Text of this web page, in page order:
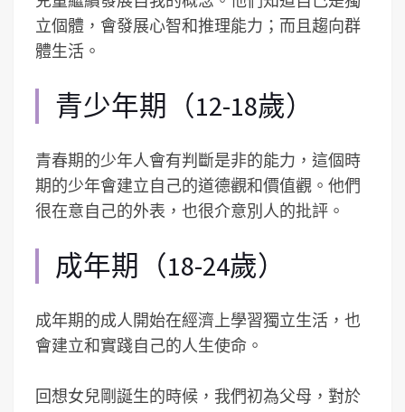
立個體，會發展心智和推理能力；而且趨向群
體生活。
青少年期（12-18歲）
青春期的少年人會有判斷是非的能力，這個時
期的少年會建立自己的道德觀和價值觀。他們
很在意自己的外表，也很介意別人的批評。
成年期（18-24歲）
成年期的成人開始在經濟上學習獨立生活，也
會建立和實踐自己的人生使命。
回想女兒剛誕生的時候，我們初為父母，對於